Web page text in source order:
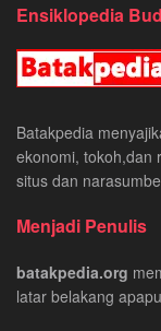
Ensiklopedia
Batakpedia
ekonomi, tokoh,dan
situs dan
Menjadi Penulis
batakpedia.org
latar belakang